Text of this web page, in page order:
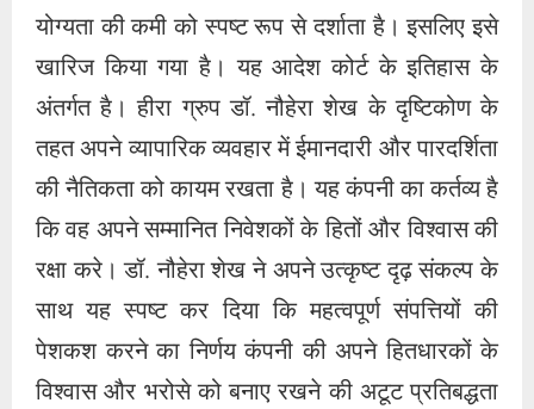
साथ यह स्पष्ट कर दिया कि महत्वपूर्ण संपत्तियों की
पेशकश करने का निर्णय कंपनी की अपने हितधारकों के
विश्वास और भरोसे को बनाए रखने की अटूट प्रतिबद्धता
का संकेत है। "हमारे उद्यम की नींव हमारे निवेशकों का
अटूट विश्वास है ,” उन्होंने गंभीरता से घोषणा की। नौहेरा
शेख ने अपनी कंपनी की प्रतिष्ठा और इसके हितधारकों
के विश्वास की रक्षा के लिए अपनी अटूट प्रतिबद्धता का
उदाहरण देते हुए कहा, "उनका विश्वास हमारी सबसे
मूल्यवान संपत्ति है, जिसे हम अपने आगंतुकों के लिए पोषित
और बनाए रखने की प्रतिज्ञा करते हैं।” दृढ़ता और